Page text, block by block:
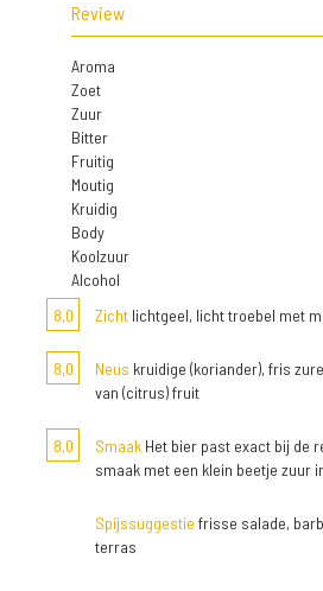
Review
Aroma
Zoet
Zuur
Bitter
Fruitig
Moutig
Kruidig
Body
Koolzuur
Alcohol
8,0
Zicht lichtgeel, licht troebel met
8,0 Neus kruidige (koriander), fris
van (citrus) fruit
8,0 Smaak Het bier past exact bij de
smaak met een klein beetje zuur
Spijssuggestie frisse salade,
terras